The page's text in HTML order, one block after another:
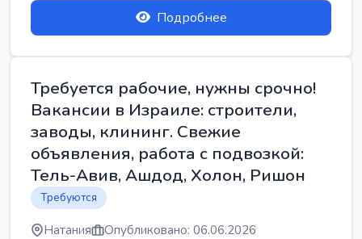
Подробнее
Требуется рабочие, нужны срочно!
Вакансии в Израиле: строители,
заводы, клининг. Свежие
объявления, работа с подвозкой:
Тель-Авив, Ашдод, Холон, Ришон
Требуются
Натания Опубликовано: 06.06.2026